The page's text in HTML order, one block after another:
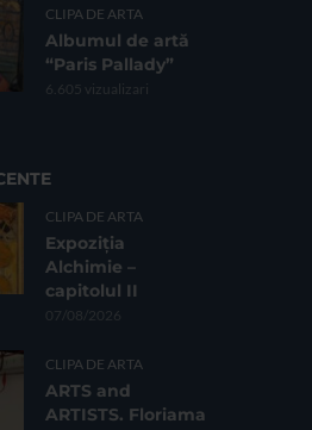
CLIPA DE ARTA
Albumul de artă
“Paris Pallady”
6.605 vizualizari
CLIPA DE ARTA
Expoziția
Alchimie –
capitolul II
07/08/2026
CLIPA DE ARTA
ARTS and
ARTISTS. Floriama